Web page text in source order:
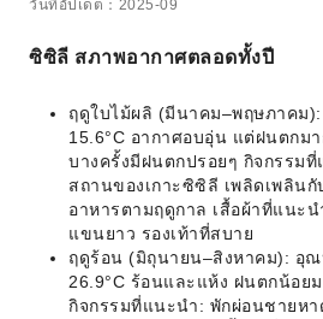
วันที่อัปเดต：2025-09
ซิซิลี สภาพอากาศตลอดทั้งปี
ฤดูใบไม้ผลิ (มีนาคม–พฤษภาคม
15.6°C อากาศอบอุ่น แต่ฝนตกม
บางครั้งมีฝนตกปรอยๆ กิจกรรม
สถานของเกาะซิซิลี เพลิดเพลิน
อาหารตามฤดูกาล เสื้อผ้าที่แนะน
แขนยาว รองเท้าที่สบาย
ฤดูร้อน (มิถุนายน–สิงหาคม): อุณ
26.9°C ร้อนและแห้ง ฝนตกน้อย
กิจกรรมที่แนะนำ: พักผ่อนชายหา